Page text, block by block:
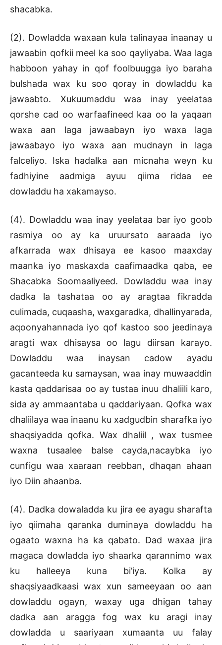
shacabka.
(2). Dowladda waxaan kula talinayaa inaanay u
jawaabin qofkii meel ka soo qayliyaba. Waa laga
habboon yahay in qof foolbuugga iyo baraha
bulshada wax ku soo qoray in dowladdu ka
jawaabto. Xukuumaddu waa inay yeelataa
qorshe cad oo warfaafineed kaa oo la yaqaan
waxa aan laga jawaabayn iyo waxa laga
jawaabayo iyo waxa aan mudnayn in laga
falceliyo. Iska hadalka aan micnaha weyn ku
fadhiyine aadmiga ayuu qiima ridaa ee
dowladdu ha xakamayso.
(4). Dowladdu waa inay yeelataa bar iyo goob
rasmiya oo ay ka uruursato aaraada iyo
afkarrada wax dhisaya ee kasoo maaxday
maanka iyo maskaxda caafimaadka qaba, ee
Shacabka Soomaaliyeed. Dowladdu waa inay
dadka la tashataa oo ay aragtaa fikradda
culimada, cuqaasha, waxgaradka, dhallinyarada,
aqoonyahannada iyo qof kastoo soo jeedinaya
aragti wax dhisaysa oo lagu diirsan karayo.
Dowladdu waa inaysan cadow ayadu
gacanteeda ku samaysan, waa inay muwaaddin
kasta qaddarisaa oo ay tustaa inuu dhaliili karo,
sida ay ammaantaba u qaddariyaan. Qofka wax
dhaliilaya waa inaanu ku xadgudbin sharafka iyo
shaqsiyadda qofka. Wax dhaliil , wax tusmee
waxna tusaalee balse cayda,nacaybka iyo
cunfigu waa xaaraan reebban, dhaqan ahaan
iyo Diin ahaanba.
(4). Dadka dowaladda ku jira ee ayagu sharafta
iyo qiimaha qaranka duminaya dowladdu ha
ogaato waxna ha ka qabato. Dad waxaa jira
magaca dowladda iyo shaarka qarannimo wax
ku halleeya kuna bi’iya. Kolka ay
shaqsiyaadkaasi wax xun sameeyaan oo aan
dowladdu ogayn, waxay uga dhigan tahay
dadka aan aragga fog wax ku aragi inay
dowladda u saariyaan xumaanta uu falay